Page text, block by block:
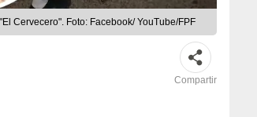
Cervecero". Foto: Facebook/ YouTube/FPF
Compartir